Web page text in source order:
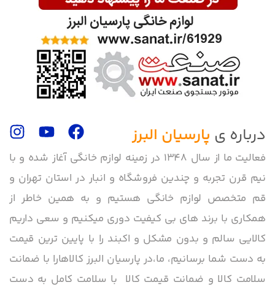
درباره ی پارسیان البرز
فعالیت ما از سال 1348 در زمینه لوازم خانگی آغاز شده و با
نیم قرن تجربه و چندین فروشگاه و انبار در استان تهران و
قم متخصص لوازم خانگی هستیم و به همین خاطر از
همکاری با برند های بی کیفیت دوری میکنیم و سعی داریم
کالایی سالم و بدون مشکل و اکبند را با پایین ترین قیمت
به دست شما برسانیم، ما،در پارسیان البرز کالاهارا با ضمانت
سلامت کالا و ضمانت قیمت کالا با سلامت کامل به دست